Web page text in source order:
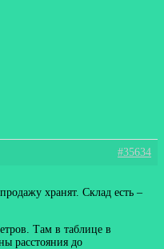
#35634
хранят. Склад есть –
Там в таблице в
расстояния до